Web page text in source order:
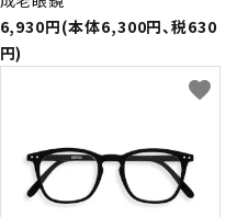
6,930円(本体6,300円、税630
円)
favorite